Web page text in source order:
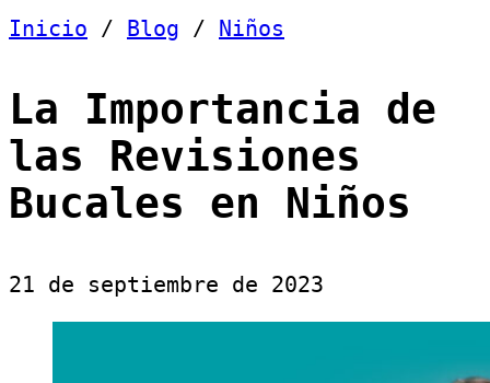
Inicio / Blog / Niños
La Importancia de
las Revisiones
Bucales en Niños
21 de septiembre de 2023